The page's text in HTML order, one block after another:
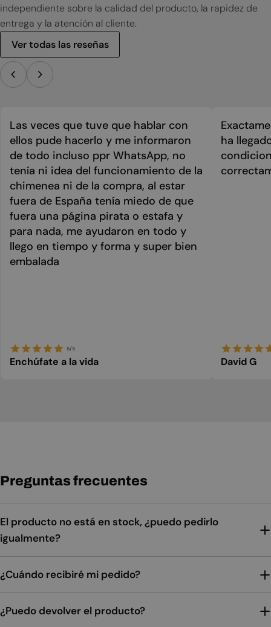
independiente sobre la calidad del producto, la rapidez de
entrega y la atención al cliente.
Ver todas las reseñas
Las veces que tuve que hablar con
ellos pude hacerlo y me informaron
de todo incluso ppr WhatsApp, no
tenía ni idea del funcionamiento de la
chimenea ni de la compra, al estar
fuera de España tenía miedo de que
fuera una página pirata o estafa y
para nada, me ayudaron en todo y
llego en tiempo y forma y super bien
embalada
5/5
Enchúfate a la vida
ha
David G
Preguntas frecuentes
El producto no está en stock, ¿puedo pedirlo
igualmente?
¿Cuándo recibiré mi pedido?
¿Puedo devolver el producto?